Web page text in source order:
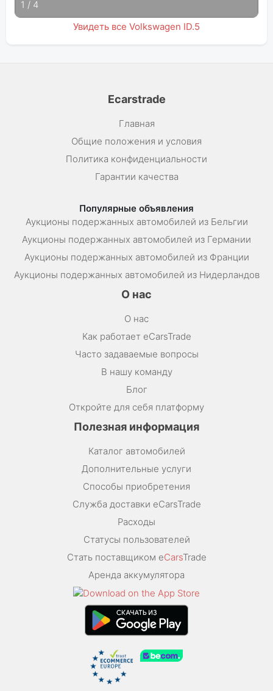
1 / 4
Увидеть все Volkswagen ID.5
Ecarstrade
Главная
Общие положения и условия
Политика конфиденциальности
Гарантии качества
Популярные объявления
Аукционы подержанных автомобилей из Бельгии
Аукционы подержанных автомобилей из Германии
Аукционы подержанных автомобилей из Франции
Аукционы подержанных автомобилей из Нидерландов
О нас
О нас
Как работает eCarsTrade
Часто задаваемые вопросы
В нашу команду
Блог
Откройте для себя платформу
Полезная информация
Каталог автомобилей
Дополнительные услуги
Способы приобретения
Служба доставки eCarsTrade
Расходы
Статусы пользователей
Стать поставщиком eCarsTrade
Аренда аккумулятора